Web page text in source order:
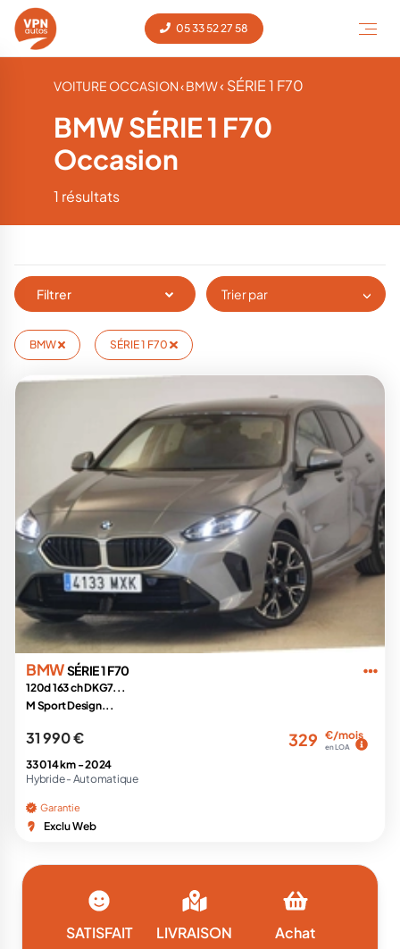
05 33 52 27 58
VOITURE OCCASION‹ BMW‹ SÉRIE 1 F70
BMW SÉRIE 1 F70
Occasion
1 résultats
Filtrer Trier par
BMW SÉRIE 1 F70
BMWSÉRIE 1 F70
120d 163 ch DKG7...
M Sport Design...
31 990 € 329 €/mois
en LOA
33 014 km -2024
Hybride - Automatique
Garantie
Exclu Web
SATISFAIT LIVRAISON Achat